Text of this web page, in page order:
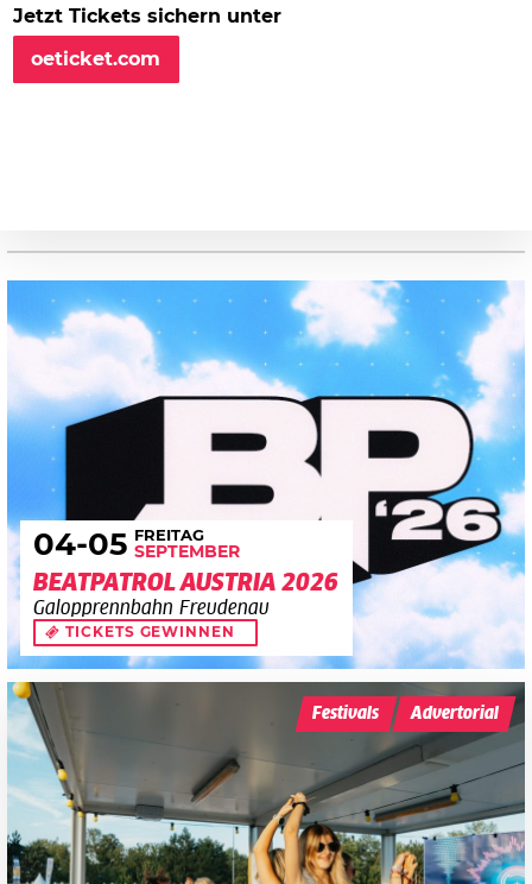
Jetzt Tickets sichern unter
oeticket.com
04-05 FREITAG
SEPTEMBER
BEATPATROL AUSTRIA 2026
Galopprennbahn Freudenau
TICKETS GEWINNEN
Festivals Advertorial